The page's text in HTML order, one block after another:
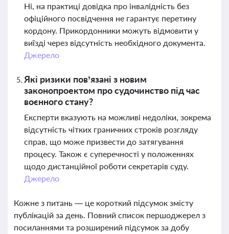
Ні, на практиці довідка про інвалідність без
офіційного посвідчення не гарантує перетину
кордону. Прикордонники можуть відмовити у
виїзді через відсутність необхідного документа.
Джерело
Які ризики пов’язані з новим
законопроектом про судочинство під час
воєнного стану?
Експерти вказують на можливі недоліки, зокрема
відсутність чітких граничних строків розгляду
справ, що може призвести до затягування
процесу. Також є суперечності у положеннях
щодо дистанційної роботи секретарів суду.
Джерело
Кожне з питань — це короткий підсумок змісту
публікацій за день. Повний список першоджерел з
посиланнями та розширений підсумок за добу